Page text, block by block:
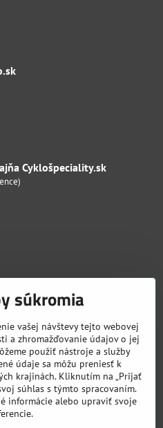
Cyklošpeciality​.sk
ako prví?
súkromia
vašej návštevy tejto webovej
a zhromažďovanie údajov o jej
použiť nástroje a služby
údaje sa môžu preniesť k
krajinách. Kliknutím na „Prijať
súhlas s týmto spracovaním.
informácie alebo upraviť svoje